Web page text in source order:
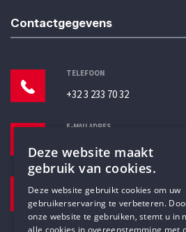
Contactgegevens
TELEFOON
+32 3 233 70 32
E-MAILADRES
Pottenbrug 4
Antwerpen, 2000
Deze website maakt
gebruik van cookies.
Deze website gebruikt cookies om uw
gebruikerservaring te verbeteren.
onze website te gebruiken, stemt u in
alle cookies in overeenstemming met